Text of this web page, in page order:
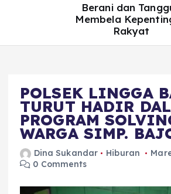
Berani dan
Membela
Rakyat
POLSEK LINGGA
TURUT HADIR
PROGRAM
WARGA SIMP.
Dina Sukandar Hiburan
0 Comments